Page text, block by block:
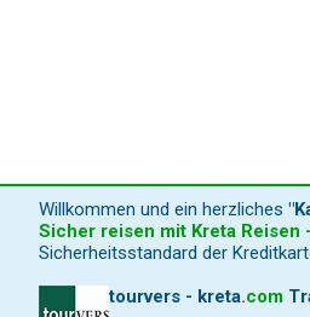
Willkommen und ein herzliches
Sicher reisen mit Kreta Reisen -
Sicherheitsstandard der
tourvers - kreta.com